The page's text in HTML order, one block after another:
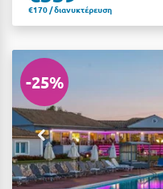
€170 / διανυκτέρευση
-25%